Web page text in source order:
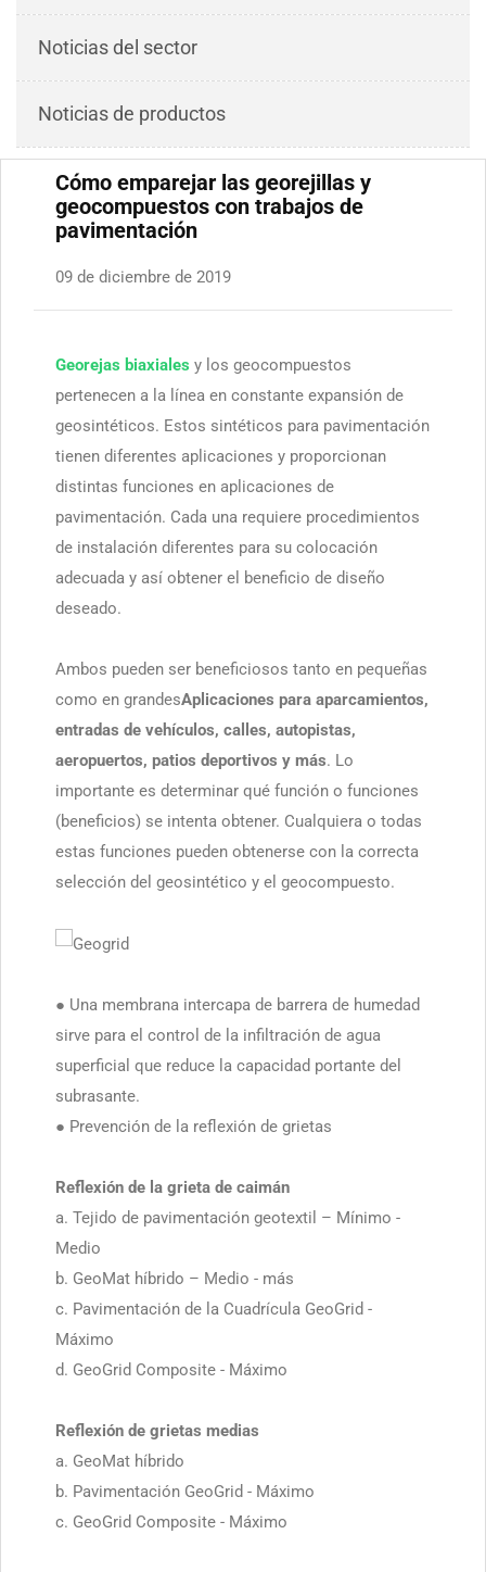
Noticias del sector
Noticias de productos
Cómo emparejar las georejillas y
geocompuestos con trabajos de
pavimentación
09 de diciembre de 2019
Georejas biaxiales y los geocompuestos
pertenecen a la línea en constante expansión de
geosintéticos. Estos sintéticos para pavimentación
tienen diferentes aplicaciones y proporcionan
distintas funciones en aplicaciones de
pavimentación. Cada una requiere procedimientos
de instalación diferentes para su colocación
adecuada y así obtener el beneficio de diseño
deseado.
Ambos pueden ser beneficiosos tanto en pequeñas
como en grandesAplicaciones para aparcamientos,
entradas de vehículos, calles, autopistas,
aeropuertos, patios deportivos y más. Lo
importante es determinar qué función o funciones
(beneficios) se intenta obtener. Cualquiera o todas
estas funciones pueden obtenerse con la correcta
selección del geosintético y el geocompuesto.
● Una membrana intercapa de barrera de humedad
sirve para el control de la infiltración de agua
superficial que reduce la capacidad portante del
subrasante.
● Prevención de la reflexión de grietas
Reflexión de la grieta de caimán
a. Tejido de pavimentación geotextil – Mínimo -
Medio
b. GeoMat híbrido – Medio - más
c. Pavimentación de la Cuadrícula GeoGrid -
Máximo
d. GeoGrid Composite - Máximo
Reflexión de grietas medias
a. GeoMat híbrido
b. Pavimentación GeoGrid - Máximo
c. GeoGrid Composite - Máximo